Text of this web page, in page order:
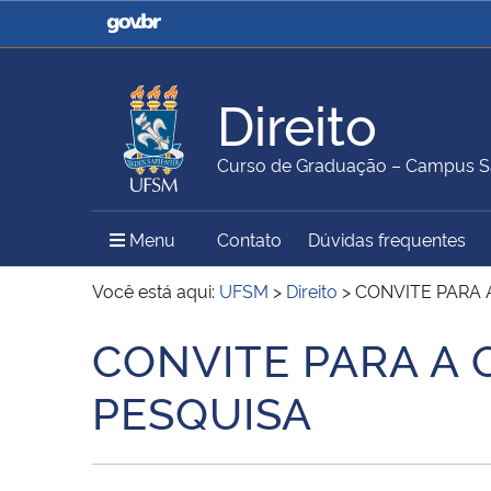
Casa Civil
Ministério da Justiça e
Ministério da Agricultura,
Pecuária e Abastecimento
Ministério da Educação
Ministério do Meio Ambiente Ministério do Turismo
Secretaria de Governo
Gabinete de Segurança
Direito
Curso de Graduação – Campus
Menu Menu Principal do Sítio
Contato Dúvidas frequentes
Você está aqui: UFSM > Direito >CONVITE PARA
Início do conteúdo
CONVITE PARA A
PESQUISA